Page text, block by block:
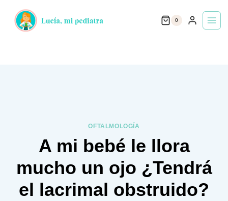
0
OFTALMOLOGÍA
A mi bebé le llora
mucho un ojo ¿Tendrá
el lacrimal obstruido?